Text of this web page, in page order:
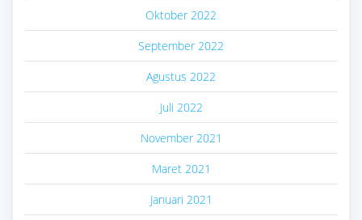
Oktober 2022
September 2022
Agustus 2022
Juli 2022
November 2021
Maret 2021
Januari 2021